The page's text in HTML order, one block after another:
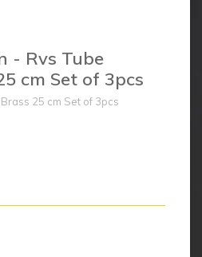
- Rvs Tube
cm Set of 3pcs
25 cm Set of 3pcs